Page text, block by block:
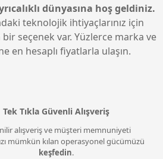
içeriklerinizi kolayca depolayıp
kullanabilirsiniz.
dünyasına hoş geldiniz.
teknolojik ihtiyaçlarınız için
seçenek var. Yüzlerce marka ve
en hesaplı fiyatlarla ulaşın.
Tek Tıkla Güvenli Alışveriş
alışveriş ve müşteri memnuniyeti
mümkün kılan operasyonel gücümüzü
keşfedin.